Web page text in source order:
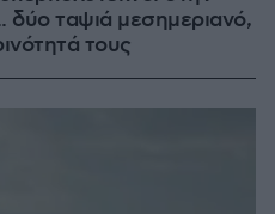
δύο ταψιά μεσημεριανό,
τους